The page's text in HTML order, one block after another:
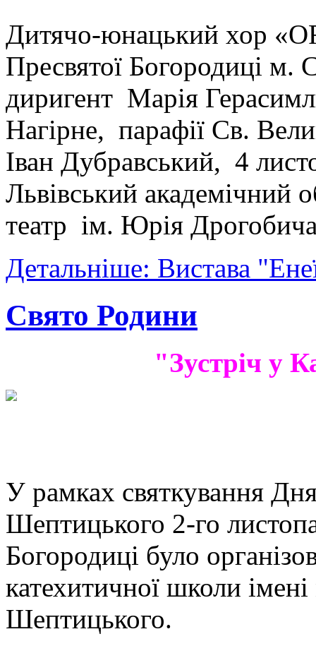
Дитячо-юнацький хор
Пресвятої Богородиці м.
диригент Марія
Нагірне, парафії Св.
Іван Дубравський, 4
Львівський академічний
театр ім. Юрія
Детальніше: Вистава
Свято Родини
"Зустріч у
У рамках святкування
Шептицького 2-го
Богородиці було
катехитичної школи
Шептицького.